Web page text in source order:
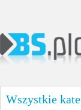
Wszystkie